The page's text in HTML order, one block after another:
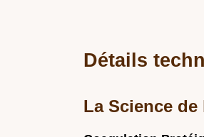
Détails
La Science